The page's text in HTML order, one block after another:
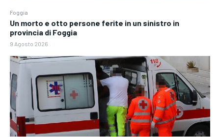
Foggia
Un morto e otto persone ferite in un sinistro in
provincia di Foggia
9 Agosto 2026